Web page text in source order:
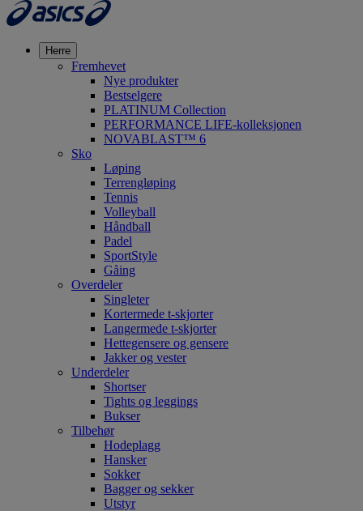
Herre
Fremhevet
Nye produkter
Bestselgere
PLATINUM Collection
PERFORMANCE LIFE-kolleksjonen
NOVABLAST™ 6
Sko
Løping
Terrengløping
Tennis
Volleyball
Håndball
Padel
SportStyle
Gåing
Overdeler
Singleter
Kortermede t-skjorter
Langermede t-skjorter
Hettegensere og gensere
Jakker og vester
Underdeler
Shortser
Tights og leggings
Bukser
Tilbehør
Hodeplagg
Hansker
Sokker
Bagger og sekker
Utstyr